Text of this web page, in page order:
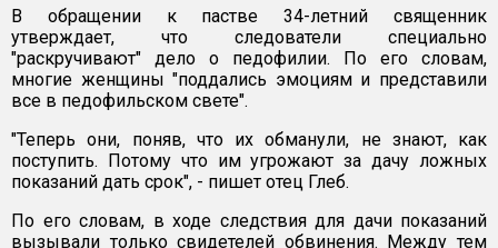
В обращении к пастве 34-летний священник
утверждает, что следователи специально
"раскручивают" дело о педофилии. По его словам,
многие женщины "поддались эмоциям и представили
все в педофильском свете".
"Теперь они, поняв, что их обманули, не знают, как
поступить. Потому что им угрожают за дачу ложных
показаний дать срок", - пишет отец Глеб.
По его словам, в ходе следствия для дачи показаний
вызывали только свидетелей обвинения. Между тем